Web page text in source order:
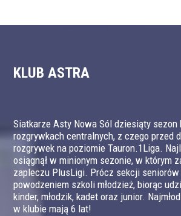
KLUB ASTRA
Siatkarze Asty Nowa Sól dziesiąty sezon
rozgrywkach centralnych, z czego przed
rozgrywek na poziomie Tauron.1Liga.
osiągnął w minionym sezonie, w którym
zapleczu PlusLigi. Prócz sekcji
powodzeniem szkoli młodzież, biorąc
kinder, młodzik, kadet oraz junior.
w klubie mają 6 lat!